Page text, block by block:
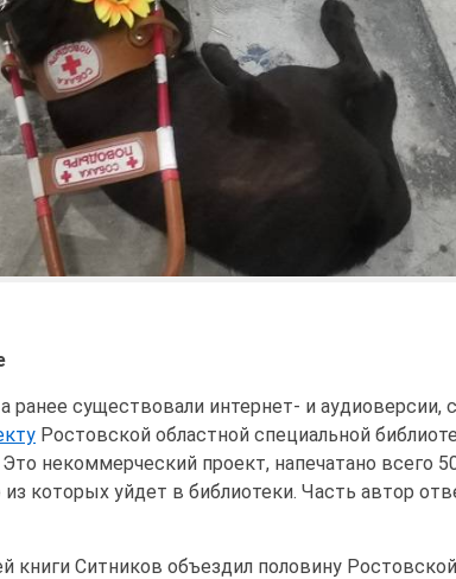
ранее существовали интернет- и аудиоверсии,
Ростовской областной специальной
некоммерческий проект, напечатано всего
которых уйдет в библиотеки. Часть автор
книги Ситников объездил половину Ростовской